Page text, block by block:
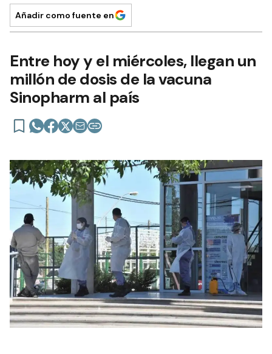
Añadir como fuente en
Entre hoy y el miércoles, llegan un
millón de dosis de la vacuna
Sinopharm al país